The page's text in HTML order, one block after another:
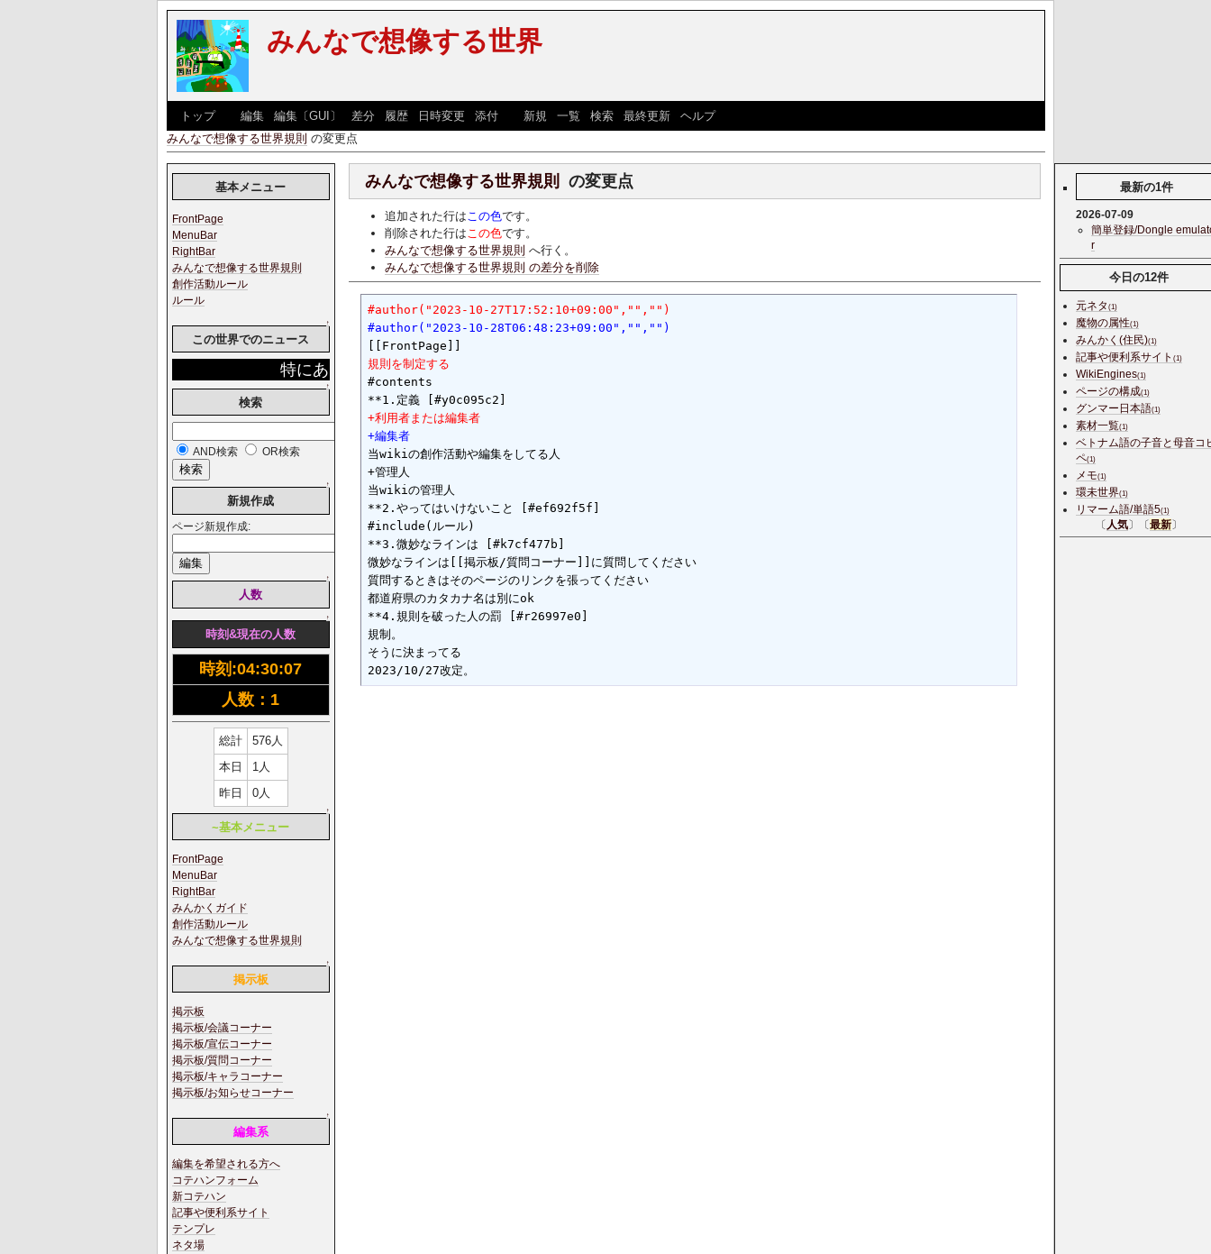
みんなで想像する世界
トップ] [ 編集| 編集〔GUI〕 差分 履歴| 日時変更 添付] [ 新規 一覧 検索| 最終更新| ヘルプ]
みんなで想像する世界規則 の変更点
みんなで想像する世界規則 の変更点
追加された行は この色です。
削除された行は この色です。
みんなで想像する世界規則 へ行く。
みんなで想像する世界規則 の差分を削除
#author("2023-10-27T17:52:10+09:00","","")
#author("2023-10-28T06:48:23+09:00","","")
規則を制定する
#contents
+利用者または編集者
+編集者
当wikiの創作活動や編集をしてる人
+管理人
当wikiの管理人
**2.やってはいけないこと [#ef692f5f]
#include(ルール)
**3.微妙なラインは [#k7cf477b]
微妙なラインは[[掲示板/質問コーナー]]に質問してください
質問するときはそのページのリンクを張ってください
都道府県のカタカナ名は別にok
**4.規則を破った人の罰 [#r26997e0]
規制。
そうに決まってる
基本メニュー
FrontPage
MenuBar
RightBar
みんなで想像する世界規則
創作活動ルール
ルール
↑
この世界でのニュース
特にありません。
↑
検索
AND検索 OR検索
↑
新規作成
ページ新規作成:
↑
人数
↑
時刻&現在の人数
時刻:04:30:08
人数：1
総計
576人
本日
1人
昨日
0人
↑
~基本メニュー
FrontPage
MenuBar
RightBar
みんかくガイド
創作活動ルール
みんなで想像する世界規則
↑
掲示板
掲示板
掲示板/会議コーナー
掲示板/宣伝コーナー
掲示板/質問コーナー
掲示板/キャラコーナー
掲示板/お知らせコーナー
↑
編集系
編集を希望される方へ
コテハンフォーム
新コテハン
記事や便利系サイト
テンプレ
ネタ場
最新の1件
2026-07-09
簡単登録/Dongle
r
今日の12件
元ネタ (1)
魔物の属性(1)
みんかく(住民)(1)
記事や便利系サイト (1)
WikiEngines(1)
ページの構成(1)
グンマー日本語(1)
素材一覧(1)
ベトナム語の子音と母音コ
ペ(1)
メモ(1)
環未世界(1)
リマーム語/単語5(1)
〔 人気〕〔最新〕